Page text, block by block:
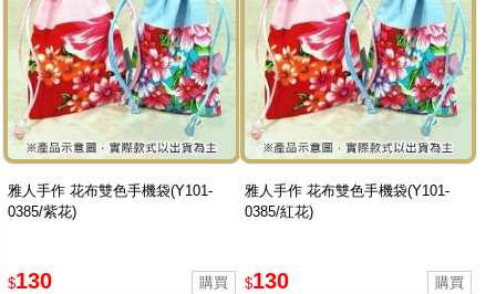
雅人手作 花布雙色手機袋(Y101-
0385/紫花)
$130
雅人手作 花布雙色手機袋(Y101-
0385/紅花)
$130